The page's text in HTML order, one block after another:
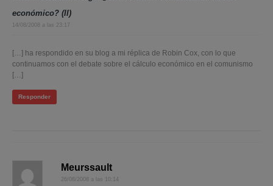
económico? (II)
14/08/2008 a las 23:17
[…] ha respondido en su blog a mi réplica de Robin Cox, con lo que
continuamos con el debate sobre el cálculo económico en el comunismo
[…]
Responder
Meurssault
26/08/2008 a las 10:14